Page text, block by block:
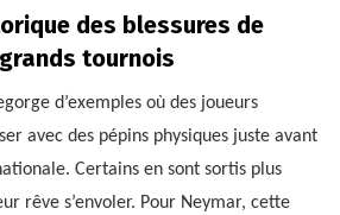
des blessures de
tournois
d’exemples où des joueurs
avec des pépins physiques juste avant
Certains en sont sortis plus
rêve s’envoler. Pour Neymar, cette